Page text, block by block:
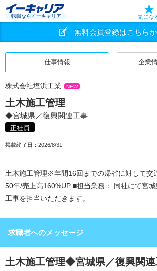
転職ならイーキャリア 気にな
無料会員登録はこちら
仕事情報 企業
株式会社塩浜工業 NEW
土木施工管理
◆宮城県／復興関連工事
正社員
掲載終了日： 2026/8/31
土木施工管理※年間16回までの帰省に対して交
50年/売上高160%UP ■担当業務： 同社にて宮
工事を担当いただきます。
求職者へのメッセージ
土木施工管理◆宮城県／復興関